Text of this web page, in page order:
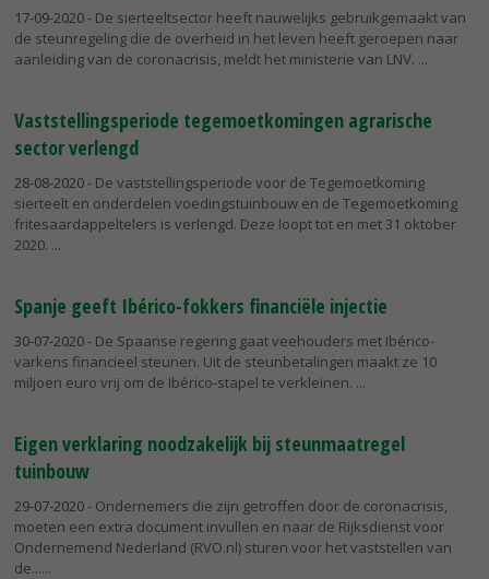
17-09-2020- De sierteeltsector heeft nauwelijks gebruikgemaakt van
de steunregeling die de overheid in het leven heeft geroepen naar
aanleiding van de coronacrisis, meldt het ministerie van LNV.
Vaststellingsperiode tegemoetkomingen agrarische
sector verlengd
28-08-2020- De vaststellingsperiode voor de Tegemoetkoming
sierteelt en onderdelen voedingstuinbouw en de Tegemoetkoming
fritesaardappeltelers is verlengd. Deze loopt tot en met 31 oktober
2020.
Spanje geeft Ibérico-fokkers financiële injectie
30-07-2020- De Spaanse regering gaat veehouders met Ibérico-
varkens financieel steunen. Uit de steunbetalingen maakt ze 10
miljoen euro vrij om de Ibérico-stapel te verkleinen.
Eigen verklaring noodzakelijk bij steunmaatregel
tuinbouw
29-07-2020- Ondernemers die zijn getroffen door de coronacrisis,
moeten een extra document invullen en naar de Rijksdienst voor
Ondernemend Nederland (RVO.nl) sturen voor het vaststellen van
de...